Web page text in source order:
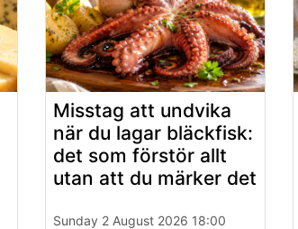
Misstag att undvika
när du lagar bläckfisk:
det som förstör allt
utan att du märker det
Sunday 2 August 2026 18:00